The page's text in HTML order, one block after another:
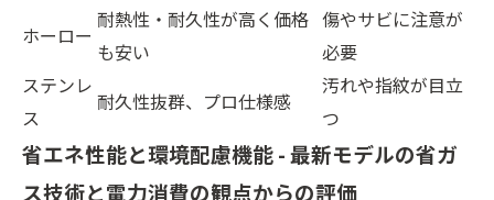
ホーロー
耐熱性・耐久性が高く価格
も安い
傷やサビに注意が
必要
ステンレ
ス
耐久性抜群、プロ仕様感
汚れや指紋が目立
つ
省エネ性能と環境配慮機能 - 最新モデルの省ガ
ス技術と電力消費の観点からの評価